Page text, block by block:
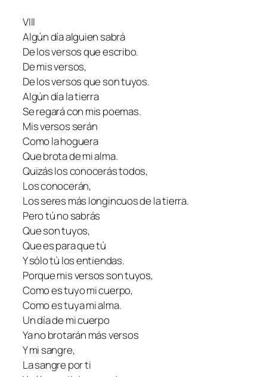
VIII
Algún día alguien sabrá
De los versos que escribo.
De mis versos,
De los versos que son tuyos.
Algún día la tierra
Se regará con mis poemas.
Mis versos serán
Como la hoguera
Que brota de mi alma.
Quizás los conocerás todos,
Los conocerán,
Los seres más longincuos de la tierra.
Pero tú no sabrás
Que son tuyos,
Que es para que tú
Y sólo tú los entiendas.
Porque mis versos son tuyos,
Como es tuyo mi cuerpo,
Como es tuya mi alma.
Un día de mi cuerpo
Ya no brotarán más versos
Y mi sangre,
La sangre por ti